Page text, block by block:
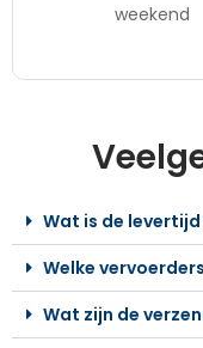
weekend
Wat is de
Welke
Wat zijn de